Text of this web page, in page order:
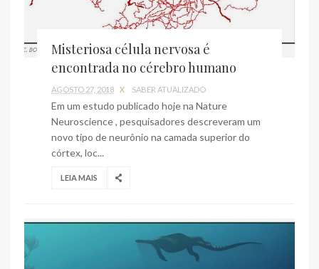
Misteriosa célula nervosa é
encontrada no cérebro humano
AGOSTO 27, 2018 X SABER ATUALIZADO
Em um estudo publicado hoje na Nature
Neuroscience , pesquisadores descreveram um
novo tipo de neurônio na camada superior do
córtex, loc...
LEIA MAIS